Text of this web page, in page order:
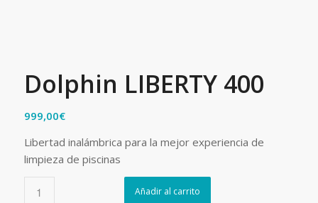
Dolphin LIBERTY 400
999,00€
Libertad inalámbrica para la mejor experiencia de
limpieza de piscinas
Añadir al carrito